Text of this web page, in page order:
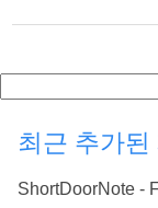
최근 추가된
ShortDoorNote -